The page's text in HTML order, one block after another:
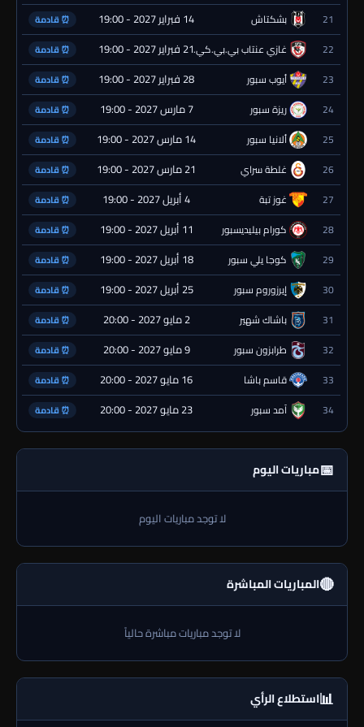
21 بشكتاش 14 فبراير 2027 - 19:00 ⏰ قادمة
22 غازي عنتاب بي.بي.كي.21 فبراير 2027 - 19:00 ⏰ قادمة
23 أيوب سبور 28 فبراير 2027 - 19:00 ⏰ قادمة
24 ريزة سبور 7 مارس 2027 - 19:00 ⏰ قادمة
25 ألانيا سبور 14 مارس 2027 - 19:00 ⏰ قادمة
26 غلطة سراي 21 مارس 2027 - 19:00 ⏰ قادمة
27 غوز تبة 4 أبريل 2027 - 19:00 ⏰ قادمة
28 كورام بيليديسبور 11 أبريل 2027 - 19:00 ⏰ قادمة
29 كوجا يلي سبور 18 أبريل 2027 - 19:00 ⏰ قادمة
30 إيرزوروم سبور 25 أبريل 2027 - 19:00 ⏰ قادمة
31 باشاك شهير 2 مايو 2027 - 20:00 ⏰ قادمة
32 طرابزون سبور 9 مايو 2027 - 20:00 ⏰ قادمة
33 قاسم باشا 16 مايو 2027 - 20:00 ⏰ قادمة
34 آمد سبور 23 مايو 2027 - 20:00 ⏰ قادمة
📅مباريات اليوم
لا توجد مباريات اليوم
🔴المباريات المباشرة
لا توجد مباريات مباشرة حالياً
📊استطلاع الرأي